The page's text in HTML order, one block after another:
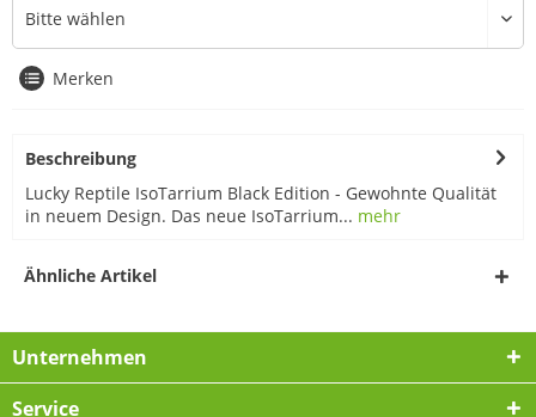
Merken
Beschreibung
Lucky Reptile IsoTarrium Black Edition - Gewohnte Qualität
in neuem Design. Das neue IsoTarrium... mehr
Ähnliche Artikel
Unternehmen
Service